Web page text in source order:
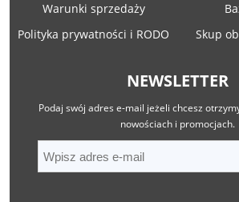
Warunki sprzedaży
Polityka prywatności i RODO
Skup
NEWSLETTER
Podaj swój adres e-mail jeżeli chcesz
nowościach i promocjach.